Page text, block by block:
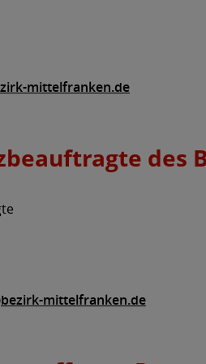
mittelfranken.de
des
mittelfranken.de